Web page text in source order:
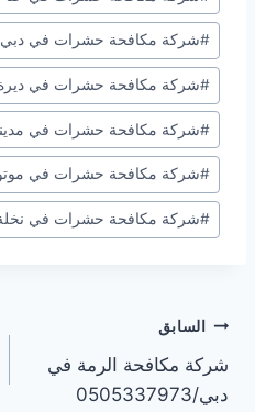
#شركة مكافحة حشرات في دبي مارينا
#شركة مكافحة حشرات في ديرة دبي
#شركة مكافحة حشرات في مدينة دبي
#شركة مكافحة حشرات في موتور سيتي
#شركة مكافحة حشرات في نخلة جميرا
تصفّح
المقالات
السابق
شركة مكافحة الرمة في
دبي/0505337973